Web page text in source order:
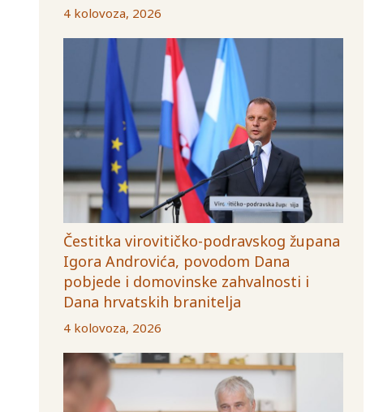
4 kolovoza, 2026
Čestitka virovitičko-podravskog župana
Igora Androvića, povodom Dana
pobjede i domovinske zahvalnosti i
Dana hrvatskih branitelja
4 kolovoza, 2026